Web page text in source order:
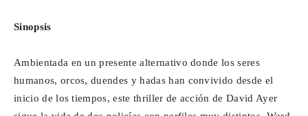
Sinopsis
Ambientada en un presente alternativo donde los seres
humanos, orcos, duendes y hadas han convivido desde el
inicio de los tiempos, este thriller de acción de David Ayer